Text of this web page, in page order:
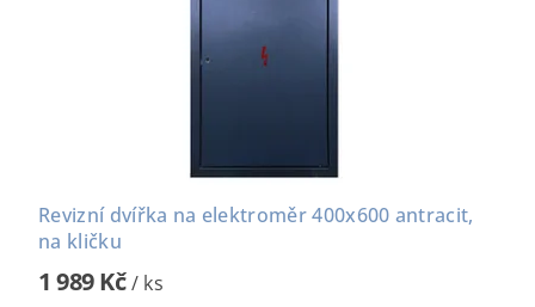
Revizní dvířka na elektroměr 400x600 antracit,
na kličku
1 989 Kč/ ks